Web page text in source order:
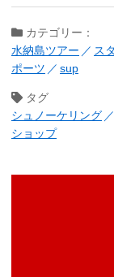
カテゴリー：
水納島ツアー
ス
ポーツ
sup
タグ
シュノーケリング
ショップ